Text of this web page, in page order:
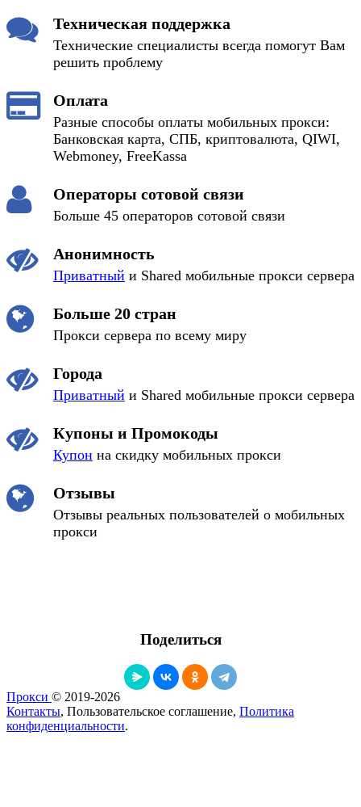
Техническая поддержка
Технические специалисты всегда помогут Вам
решить проблему
Оплата
Разные способы оплаты мобильных прокси:
Банковская карта, СПБ, криптовалюта, QIWI,
Webmoney, FreeKassa
Операторы сотовой связи
Больше 45 операторов сотовой связи
Анонимность
Приватный и Shared мобильные прокси сервера
Больше 20 стран
Прокси сервера по всему миру
Города
Приватный и Shared мобильные прокси сервера
Купоны и Промокоды
Купон на скидку мобильных прокси
Отзывы
Отзывы реальных пользователей о мобильных
прокси
Поделиться
Прокси © 2019-2026
Контакты, Пользовательское соглашение, Политика
конфиденциальности.